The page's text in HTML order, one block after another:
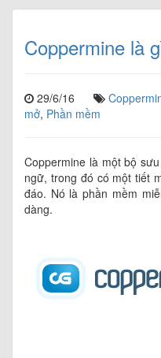
Coppermine là
29/6/16
mở, Phần mềm
Coppermine là một bộ
ngữ, trong đó có một tiết
đáo. Nó là phần mềm
dàng.